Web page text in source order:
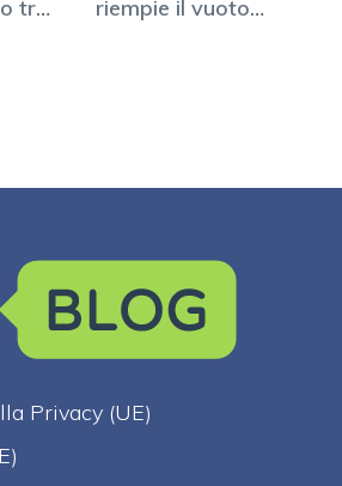
tra
riempie il vuoto
Privacy (UE)